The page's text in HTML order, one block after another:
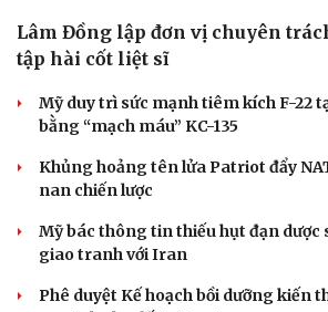
Văn hóa
Sân khấu - Điện ảnh
Âm nhạc
Di sản
Giải trí
Sao Việt
đồng/kg
Quảng Ninh chấm dứt hoạt động các
Giá vàng hôm nay 7/8: Vàng trong
QUÂN SỰ - QUỐC PHÒNG
Lâm Đồng lập đơn vị chuyên
tập hài cốt liệt sĩ